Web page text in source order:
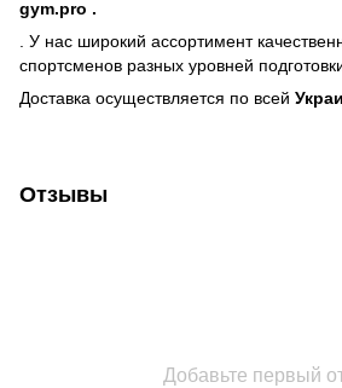
gym.pro .
. У нас широкий ассортимент
спортсменов разных уровней
Доставка осуществляется по всей
Отзывы
Добавьте первый